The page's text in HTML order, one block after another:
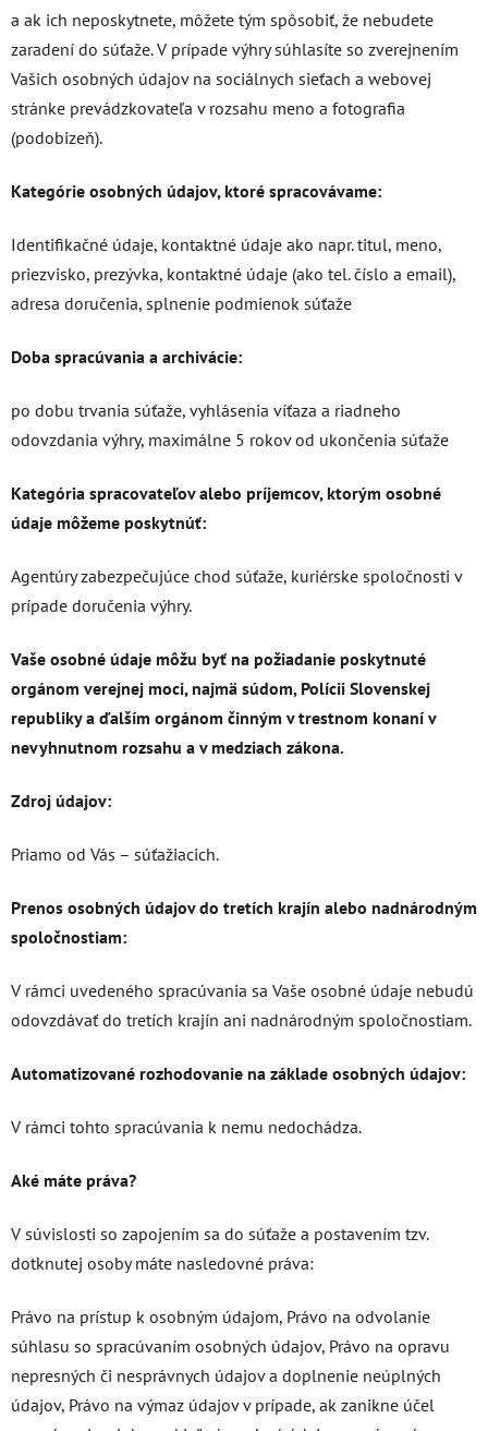
a ak ich neposkytnete, môžete tým spôsobiť, že nebudete
zaradení do súťaže. V prípade výhry súhlasíte so zverejnením
Vašich osobných údajov na sociálnych sieťach a webovej
stránke prevádzkovateľa v rozsahu meno a fotografia
(podobizeň).
Kategórie osobných údajov, ktoré spracovávame:
Identifikačné údaje, kontaktné údaje ako napr. titul, meno,
priezvisko, prezývka, kontaktné údaje (ako tel. číslo a email),
adresa doručenia, splnenie podmienok súťaže
Doba spracúvania a archivácie:
po dobu trvania súťaže, vyhlásenia víťaza a riadneho
odovzdania výhry, maximálne 5 rokov od ukončenia súťaže
Kategória spracovateľov alebo príjemcov, ktorým osobné
údaje môžeme poskytnúť:
Agentúry zabezpečujúce chod súťaže, kuriérske spoločnosti v
prípade doručenia výhry.
Vaše osobné údaje môžu byť na požiadanie poskytnuté
orgánom verejnej moci, najmä súdom, Polícii Slovenskej
republiky a ďalším orgánom činným v trestnom konaní v
nevyhnutnom rozsahu a v medziach zákona.
Zdroj údajov:
Priamo od Vás – súťažiacich.
Prenos osobných údajov do tretích krajín alebo nadnárodným
spoločnostiam:
V rámci uvedeného spracúvania sa Vaše osobné údaje nebudú
odovzdávať do tretích krajín ani nadnárodným spoločnostiam.
Automatizované rozhodovanie na základe osobných údajov:
V rámci tohto spracúvania k nemu nedochádza.
Aké máte práva?
V súvislosti so zapojením sa do súťaže a postavením tzv.
dotknutej osoby máte nasledovné práva:
Právo na prístup k osobným údajom, Právo na odvolanie
súhlasu so spracúvaním osobných údajov, Právo na opravu
nepresných či nesprávnych údajov a doplnenie neúplných
údajov, Právo na výmaz údajov v prípade, ak zanikne účel